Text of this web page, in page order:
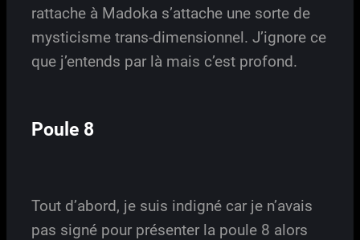
rattache à Madoka s’attache une sorte de
mysticisme trans-dimensionnel. J’ignore ce
que j’entends par là mais c’est profond.
Poule 8
Tout d’abord, je suis indigné car je n’avais
pas signé pour présenter la poule 8 alors